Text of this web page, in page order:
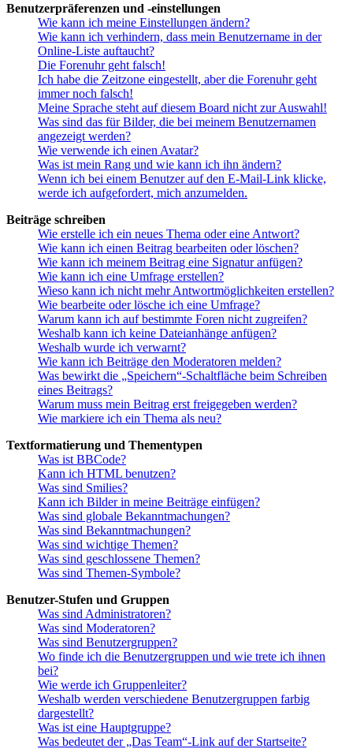
Benutzerpräferenzen und -einstellungen
Wie kann ich meine Einstellungen ändern?
Wie kann ich verhindern, dass mein Benutzername in der
Online-Liste auftaucht?
Die Forenuhr geht falsch!
Ich habe die Zeitzone eingestellt, aber die Forenuhr geht
immer noch falsch!
Meine Sprache steht auf diesem Board nicht zur Auswahl!
Was sind das für Bilder, die bei meinem Benutzernamen
angezeigt werden?
Wie verwende ich einen Avatar?
Was ist mein Rang und wie kann ich ihn ändern?
Wenn ich bei einem Benutzer auf den E-Mail-Link klicke,
werde ich aufgefordert, mich anzumelden.
Beiträge schreiben
Wie erstelle ich ein neues Thema oder eine Antwort?
Wie kann ich einen Beitrag bearbeiten oder löschen?
Wie kann ich meinem Beitrag eine Signatur anfügen?
Wie kann ich eine Umfrage erstellen?
Wieso kann ich nicht mehr Antwortmöglichkeiten erstellen?
Wie bearbeite oder lösche ich eine Umfrage?
Warum kann ich auf bestimmte Foren nicht zugreifen?
Weshalb kann ich keine Dateianhänge anfügen?
Weshalb wurde ich verwarnt?
Wie kann ich Beiträge den Moderatoren melden?
Was bewirkt die „Speichern“-Schaltfläche beim Schreiben
eines Beitrags?
Warum muss mein Beitrag erst freigegeben werden?
Wie markiere ich ein Thema als neu?
Textformatierung und Thementypen
Was ist BBCode?
Kann ich HTML benutzen?
Was sind Smilies?
Kann ich Bilder in meine Beiträge einfügen?
Was sind globale Bekanntmachungen?
Was sind Bekanntmachungen?
Was sind wichtige Themen?
Was sind geschlossene Themen?
Was sind Themen-Symbole?
Benutzer-Stufen und Gruppen
Was sind Administratoren?
Was sind Moderatoren?
Was sind Benutzergruppen?
Wo finde ich die Benutzergruppen und wie trete ich ihnen
bei?
Wie werde ich Gruppenleiter?
Weshalb werden verschiedene Benutzergruppen farbig
dargestellt?
Was ist eine Hauptgruppe?
Was bedeutet der „Das Team“-Link auf der Startseite?